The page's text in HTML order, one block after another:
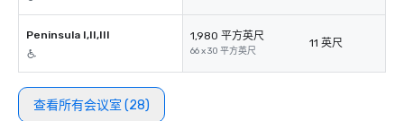
Peninsula I,II,III 1,980 平方英尺
66 x 30 平方英尺
11 英尺
查看所有会议室 (28)